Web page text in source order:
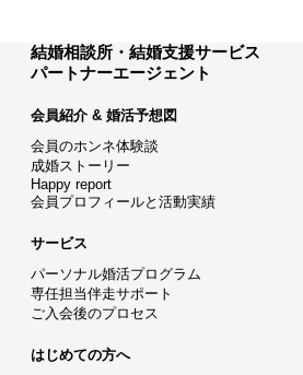
結婚相談所・結婚支援サービス
パートナーエージェント
会員紹介 & 婚活予想図
会員のホンネ体験談
成婚ストーリー
Happy report
会員プロフィールと活動実績
サービス
パーソナル婚活プログラム
専任担当伴走サポート
ご入会後のプロセス
はじめての方へ